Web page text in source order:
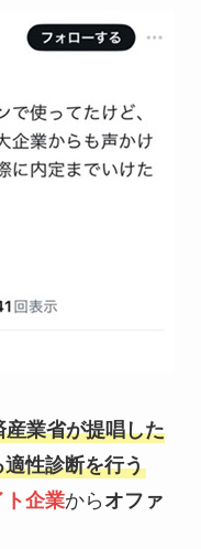
業省が提唱した
性診断を行う
ト企業から オファ